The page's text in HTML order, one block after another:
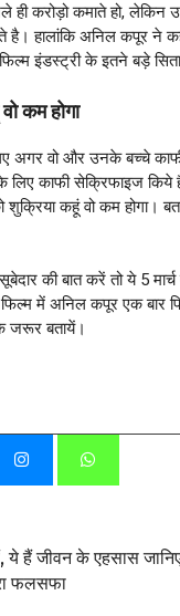
करोड़ो कमाते हो, लेकिन
हालांकि अनिल कपूर ने
इंडस्ट्री के इतने बड़े
कम होगा
अगर वो और उनके बच्चे
लिए काफी सेक्रिफाइज
शुक्रिया कहूं वो कम होगा।
की बात करें तो ये 5
में अनिल कपूर एक
जरूर बतायें।
हैं जीवन के एहसास
फलसफा